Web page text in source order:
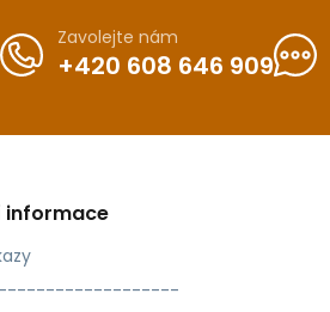
Zavolejte nám
+420 608 646 909
informace